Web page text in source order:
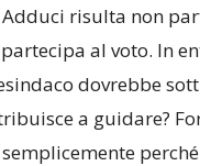
risulta non
al voto. In
dovrebbe
a guidare?